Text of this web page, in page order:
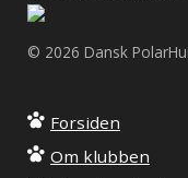
© 2026 Dansk
Forsiden
Om klubben